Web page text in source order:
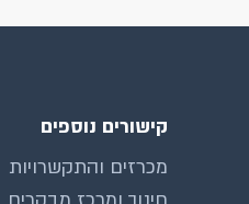
קישורים נוספים
מכרזים והתקשרויות